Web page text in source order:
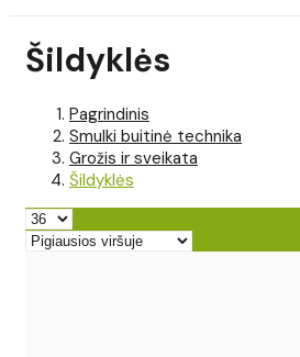
Šildyklės
Pagrindinis
Smulki buitinė technika
Grožis ir sveikata
Šildyklės